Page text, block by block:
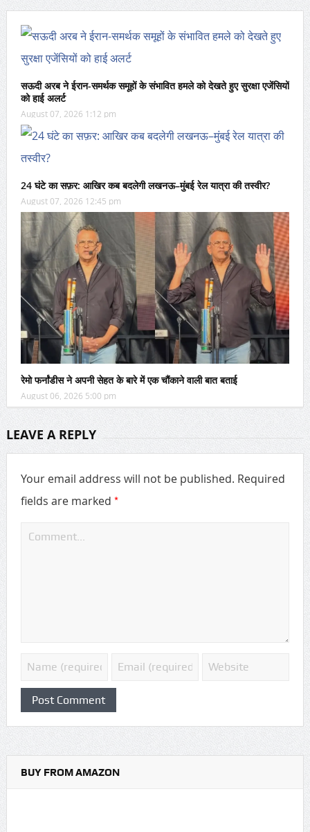
सऊदी अरब ने ईरान-समर्थक समूहों के संभावित हमले को देखते हुए सुरक्षा एजेंसियों
को हाई अलर्ट
August 07, 2026 1:12 pm
24 घंटे का सफ़र: आखिर कब बदलेगी लखनऊ–मुंबई रेल यात्रा की तस्वीर?
August 07, 2026 12:45 pm
रेमो फर्नांडीस ने अपनी सेहत के बारे में एक चौंकाने वाली बात बताई
August 06, 2026 5:00 pm
LEAVE A REPLY
Your email address will not be published. Required
fields are marked *
BUY FROM AMAZON